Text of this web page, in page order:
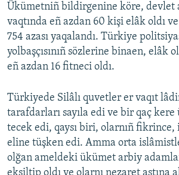
Ükümetniñ bildirgenine köre, devlet
vaqtında eñ azdan 60 kişi elâk oldı
754 azası yaqalandı. Türkiye
yolbaşçısınıñ sözlerine binaen, elâk
eñ azdan 16 fitneci oldı.
Türkiyede Silâlı quvetler er vaqıt
tarafdarları sayıla edi ve bir qaç
tecek edi, qaysı biri, olarnıñ
eline tüşken edi. Amma orta
olğan ameldeki ükümet arbiy